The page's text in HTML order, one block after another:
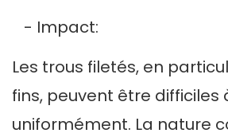
- Impact:
Les trous filetés, en
fins, peuvent être difficiles
uniformément. La nature